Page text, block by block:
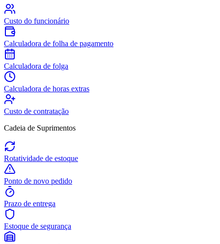
Custo do funcionário
Calculadora de folha de pagamento
Calculadora de folga
Calculadora de horas extras
Custo de contratação
Cadeia de Suprimentos
Rotatividade de estoque
Ponto de novo pedido
Prazo de entrega
Estoque de segurança